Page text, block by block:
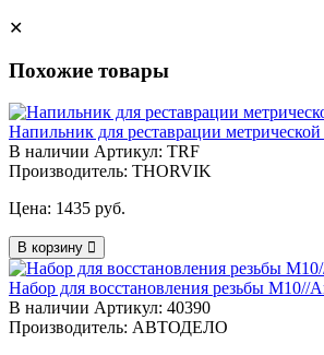
✕
Похожие товары
Напильник для реставрации
В наличии Артикул: TRF
Производитель: THORVIK
Цена: 1435 руб.
В корзину
Набор для восстановления резьбы М10//
В наличии Артикул: 40390
Производитель: АВТОДЕЛО